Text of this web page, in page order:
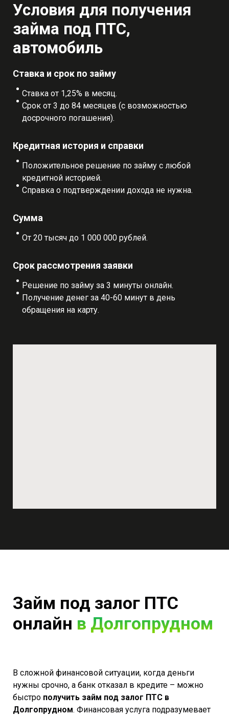
Условия для получения
займа под ПТС,
автомобиль
Ставка и срок по займу
Ставка от 1,25% в месяц.
Срок от 3 до 84 месяцев (с возможностью
досрочного погашения).
Кредитная история и справки
Положительное решение по займу с любой
кредитной историей.
Справка о подтверждении дохода не нужна.
Сумма
От 20 тысяч до 1 000 000 рублей.
Срок рассмотрения заявки
Решение по займу за 3 минуты онлайн.
Получение денег за 40-60 минут в день
обращения на карту.
Займ под залог ПТС
онлайн в Долгопрудном
В сложной финансовой ситуации, когда деньги
нужны срочно, а банк отказал в кредите – можно
быстро получить займ под залог ПТС в
Долгопрудном. Финансовая услуга подразумевает